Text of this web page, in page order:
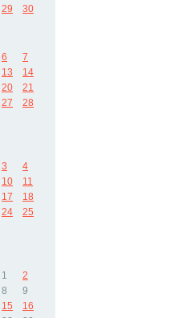
29 30
6
7
13
14
20
21
27
28
3
4
10
11
17
18
24
25
1
2
8
9
15
16